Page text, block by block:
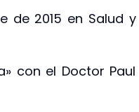
de 2015 en Salud y
con el Doctor Paul